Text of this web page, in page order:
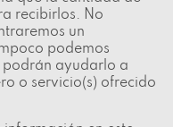
recibirlos. No
un
podemos
podrán ayudarlo a
o servicio(s) ofrecido